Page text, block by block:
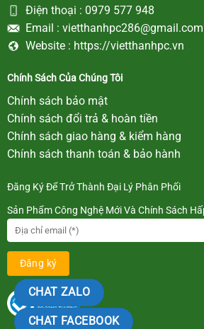
Điện thoại : 0979 577 948
Email : vietthanhpc286@gmail.com
Website : https://vietthanhpc.vn
Chính Sách Của Chúng Tôi
Chính sách bảo mật
Chính sách đổi trả & hoàn tiền
Chính sách giao hàng & kiểm hàng
Chính sách thanh toán & bảo hành
Đăng Ký Để Trở Thành Đại Lý Phân Phối
Sản Phẩm Công Nghệ Mới Và Chính Sách
CHAT ZALO
CHAT FACEBOOK